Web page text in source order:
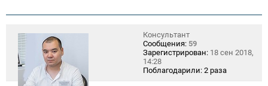
Консультант
Сообщения: 59
Зарегистрирован: 18 сен 2018,
14:28
Поблагодарили: 2 раза